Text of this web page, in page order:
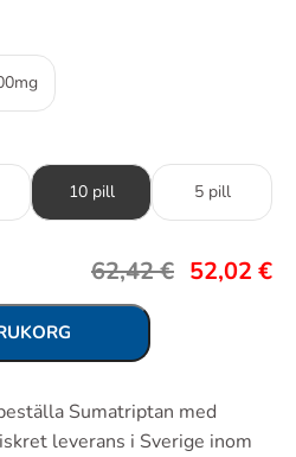
10 pill 5 pill
62,42€ 52,02 €
Sumatriptan med
leverans i Sverige inom